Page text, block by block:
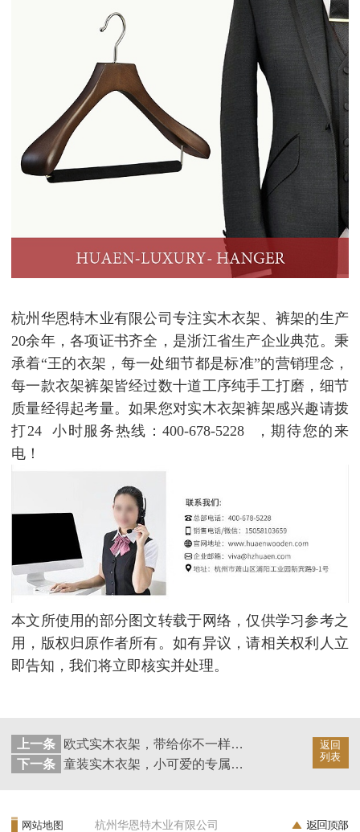
杭州华恩特木业有限公司专注实木衣架、裤架的生产
20余年，各项证书齐全，是浙江省生产企业典范。秉
承着“王的衣架，每一处细节都是标准”的营销理念，
每一款衣架裤架皆经过数十道工序纯手工打磨，细节
质量经得起考量。如果您对实木衣架裤架感兴趣请拨
打24 小时服务热线：400-678-5228 ，期待您的来
电！
本文所使用的部分图文转载于网络，仅供学习参考之
用，版权归原作者所有。如有异议，请相关权利人立
即告知，我们将立即核实并处理。
返回
列表
上一条
欧式实木衣架，带给你不一样的感觉【华恩衣架】
下一条
童装实木衣架，小可爱的专属宝贝【华恩衣架】
网站地图 杭州华恩特木业有限公司